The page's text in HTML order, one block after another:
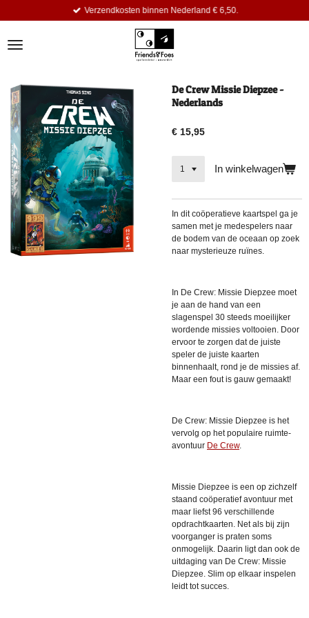
de
Verzendkosten binnen Nederland € 6,50.
De Crew Missie Diepzee -
Nederlands
€ 15,95
In winkelwagen
In dit coöperatieve kaartspel ga je
samen met je medespelers naar
de bodem van de oceaan op zoek
naar mysterieuze ruïnes.
In De Crew: Missie Diepzee moet
je aan de hand van een
slagenspel 30 steeds moeilijker
wordende missies voltooien. Door
ervoor te zorgen dat de juiste
speler de juiste kaarten
binnenhaalt, rond je de missies af.
Maar een fout is gauw gemaakt!
De Crew: Missie Diepzee is het
vervolg op het populaire ruimte-
avontuur De Crew.
Missie Diepzee is een op zichzelf
staand coöperatief avontuur met
maar liefst 96 verschillende
opdrachtkaarten. Net als bij zijn
voorganger is praten soms
onmogelijk. Daarin ligt dan ook de
uitdaging van De Crew: Missie
Diepzee. Slim op elkaar inspelen
leidt tot succes.